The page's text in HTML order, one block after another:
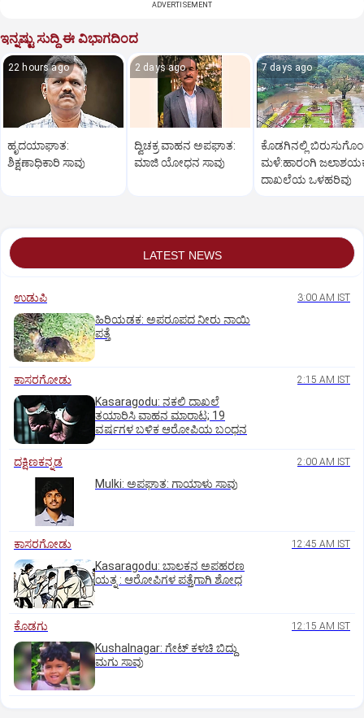
ADVERTISEMENT
ಇನ್ನಷ್ಟು ಸುದ್ದಿ ಈ ವಿಭಾಗದಿಂದ
22 hours ago
ಹೃದಯಾಘಾತ:
ಶಿಕ್ಷಣಾಧಿಕಾರಿ ಸಾವು
2 days ago
ದ್ವಿಚಕ್ರ ವಾಹನ ಅಪಘಾತ:
ಮಾಜಿ ಯೋಧನ ಸಾವು
7 days ago
ಕೊಡಗಿನಲ್ಲಿ
ಮಳೆ:ಹಾರಂಗಿ
ದಾಖಲೆಯ ಒಳಹರಿವು
LATEST NEWS
ಉಡುಪಿ 3:00 AM IST
ಹಿರಿಯಡಕ: ಅಪರೂಪದ ನೀರು ನಾಯಿ
ಪತ್ತೆ
ಕಾಸರಗೋಡು 2:15 AM IST
Kasaragodu: ನಕಲಿ ದಾಖಲೆ
ತಯಾರಿಸಿ ವಾಹನ ಮಾರಾಟ; 19
ವರ್ಷಗಳ ಬಳಿಕ ಆರೋಪಿಯ ಬಂಧನ
ದಕ್ಷಿಣಕನ್ನಡ 2:00 AM IST
Mulki: ಅಪಘಾತ: ಗಾಯಾಳು ಸಾವು
ಕಾಸರಗೋಡು 12:45 AM IST
Kasaragodu: ಬಾಲಕನ ಅಪಹರಣ
ಯತ್ನ : ಆರೋಪಿಗಳ ಪತ್ತೆಗಾಗಿ ಶೋಧ
ಕೊಡಗು 12:15 AM IST
Kushalnagar: ಗೇಟ್ ಕಳಚಿ ಬಿದ್ದು
ಮಗು ಸಾವು